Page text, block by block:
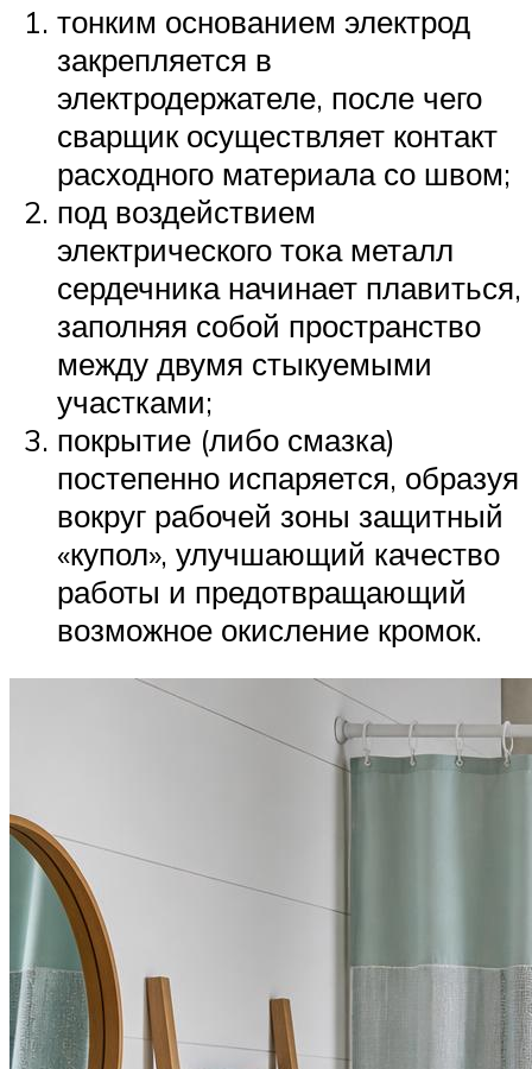
тонким основанием электрод
закрепляется в
электродержателе, после чего
сварщик осуществляет контакт
расходного материала со швом;
под воздействием
электрического тока металл
сердечника начинает плавиться,
заполняя собой пространство
между двумя стыкуемыми
участками;
покрытие (либо смазка)
постепенно испаряется, образуя
вокруг рабочей зоны защитный
«купол», улучшающий качество
работы и предотвращающий
возможное окисление кромок.